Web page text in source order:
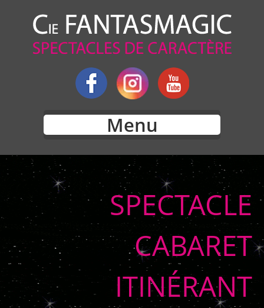
Menu
SPECTACLE
CABARET
ITINÉRANT